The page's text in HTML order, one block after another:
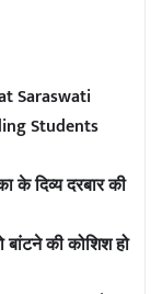
Saraswati
Students
दिव्य दरबार की
की कोशिश हो